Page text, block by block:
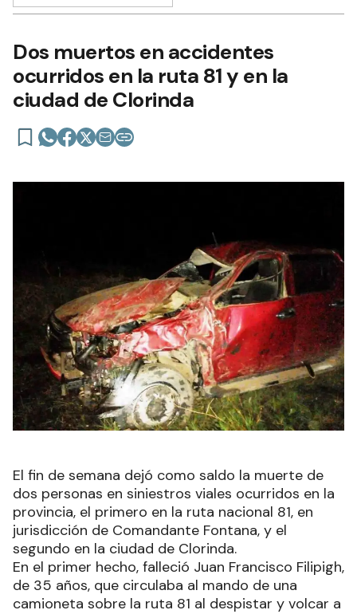
Dos muertos en accidentes
ocurridos en la ruta 81 y en la
ciudad de Clorinda
El fin de semana dejó como saldo la muerte de
dos personas en siniestros viales ocurridos en la
provincia, el primero en la ruta nacional 81, en
jurisdicción de Comandante Fontana, y el
segundo en la ciudad de Clorinda.
En el primer hecho, falleció Juan Francisco Filipigh,
de 35 años, que circulaba al mando de una
camioneta sobre la ruta 81 al despistar y volcar a